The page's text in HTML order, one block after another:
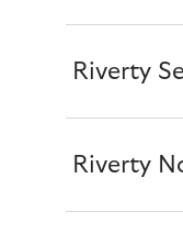
Riverty
Riverty